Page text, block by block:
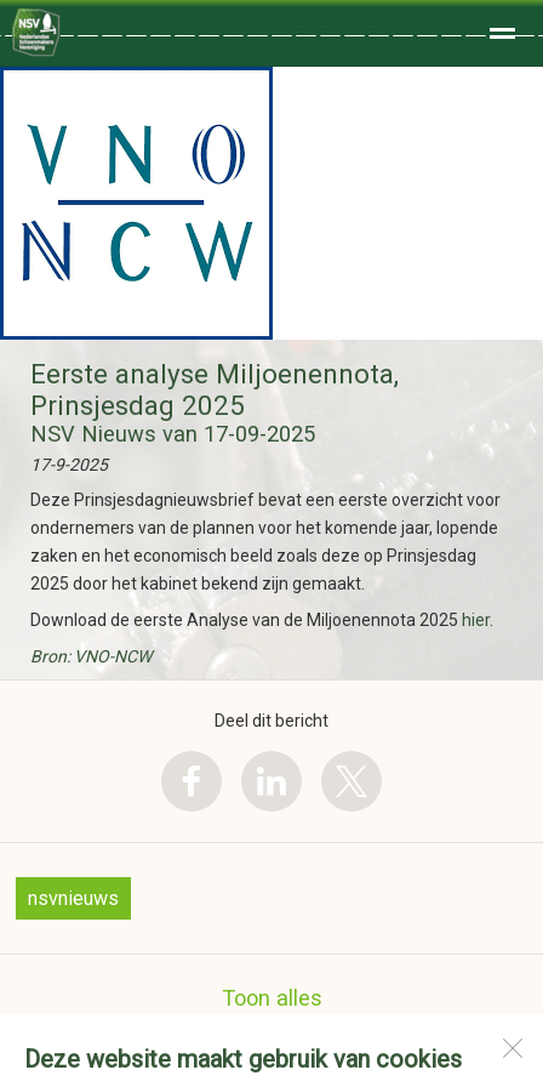
Deze website maakt gebruik van cookies
Eerste analyse Miljoenennota,
Prinsjesdag 2025
NSV Nieuws van 17-09-2025
17-9-2025
Deze Prinsjesdagnieuwsbrief bevat een eerste overzicht voor
ondernemers van de plannen voor het komende jaar, lopende
zaken en het economisch beeld zoals deze op Prinsjesdag
2025 door het kabinet bekend zijn gemaakt.
Download de eerste Analyse van de Miljoenennota 2025 hier.
Bron: VNO-NCW
Deel dit bericht
nsvnieuws
Toon alles